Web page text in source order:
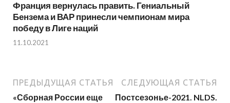
Франция вернулась править. Гениальный
Бензема и ВАР принесли чемпионам мира
победу в Лиге наций
11.10.2021
ПРЕДЫДУЩАЯ СТАТЬЯ
«Сборная России еще
СЛЕДУЮЩАЯ СТАТЬЯ
Постсезонье-2021. NLDS.